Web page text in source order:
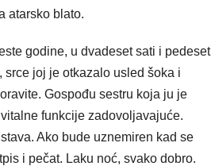
atarsko blato.
godine, u dvadeset sati i pedeset
joj je otkazalo usled šoka i
Gospođu sestru koja ju je
funkcije zadovoljavajuće.
Ako bude uznemiren kad se
i pečat. Laku noć, svako dobro.